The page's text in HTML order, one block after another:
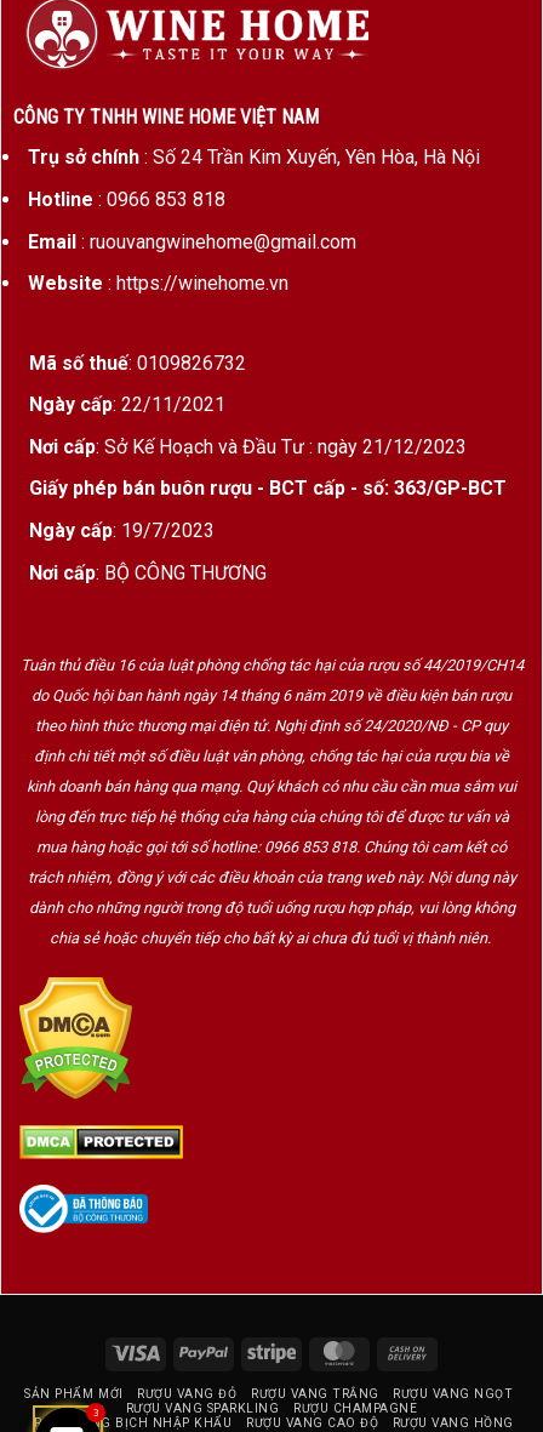
CÔNG TY TNHH WINE HOME VIỆT NAM
Trụ sở chính: Số 24 Trần Kim Xuyến, Yên Hòa, Hà Nội
Hotline : 0966 853 818
Email: ruouvangwinehome@gmail.com
Website : https://winehome.vn
Mã số thuế: 0109826732
Ngày cấp: 22/11/2021
Nơi cấp: Sở Kế Hoạch và Đầu Tư : ngày 21/12/2023
Giấy phép bán buôn rượu - BCT cấp - số: 363/GP-BCT
Ngày cấp: 19/7/2023
Nơi cấp: BỘ CÔNG THƯƠNG
Tuân thủ điều 16 của luật phòng chống tác hại của rượu số 44/2019/CH14
do Quốc hội ban hành ngày 14 tháng 6 năm 2019 về điều kiện bán rượu
theo hình thức thương mại điện tử. Nghị định số 24/2020/NĐ - CP quy
định chi tiết một số điều luật văn phòng, chống tác hại của rượu bia về
kinh doanh bán hàng qua mạng. Quý khách có nhu cầu cần mua sắm vui
lòng đến trực tiếp hệ thống cửa hàng của chúng tôi để được tư vấn và
mua hàng hoặc gọi tới số hotline: 0966 853 818. Chúng tôi cam kết có
trách nhiệm, đồng ý với các điều khoản của trang web này. Nội dung này
dành cho những người trong độ tuổi uống rượu hợp pháp, vui lòng không
chia sẻ hoặc chuyển tiếp cho bất kỳ ai chưa đủ tuổi vị thành niên.
Visa PayPal Stripe MasterCard
Delivery
SẢN PHẨM MỚI RƯỢU VANG ĐỎ RƯỢU VANG TRẮNG
RƯỢU VANG NGỌT
RƯỢU VANG SPARKLING
RƯỢU CHAMPAGNE
RƯỢU VANG BỊCH NHẬP KHẨU
RƯỢU VANG CAO ĐỘ RƯỢU VANG HỒNG
3